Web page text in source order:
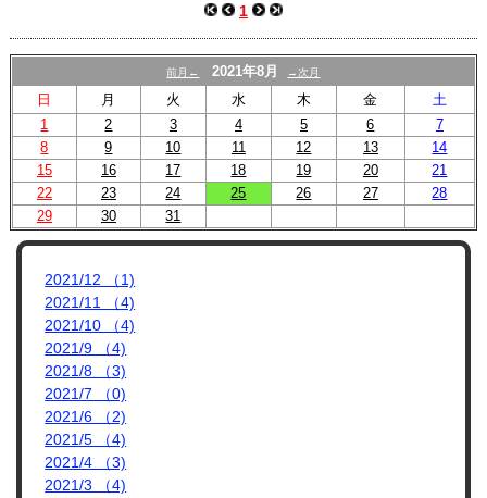
リンク集
1
前月← 2021年8月 →次月
日 月 火 水 木 金
土
1
2 3 4 5 6
7
8
9 10 11 12 13
14
15
16 17 18 19 20
21
22
23 24 25 26 27
28
29
30 31
2021/12 （1)
2021/11 （4)
2021/10 （4)
2021/9 （4)
2021/8 （3)
2021/7 （0)
2021/6 （2)
2021/5 （4)
2021/4 （3)
2021/3 （4)